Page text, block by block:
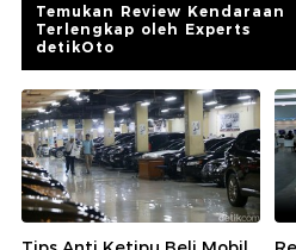
Temukan Review Kendaraan
Terlengkap oleh Experts
detikOto